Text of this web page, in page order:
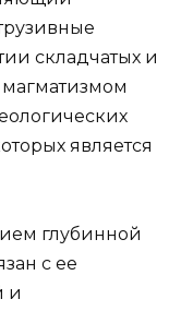
складчатых и
является
глубинной
с ее
и